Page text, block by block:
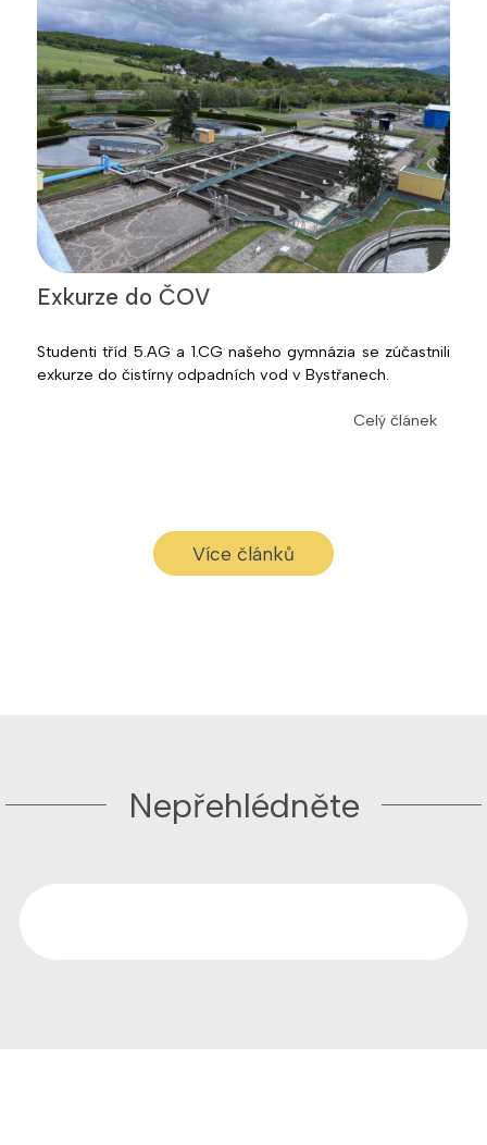
Exkurze do ČOV
Studenti tříd 5.AG a 1.CG našeho gymnázia se zúčastnili
exkurze do čistírny odpadních vod v Bystřanech.
Celý článek
Více článků
Nepřehlédněte